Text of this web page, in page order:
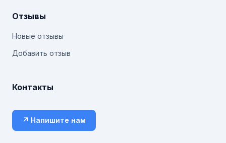
Отзывы
Новые отзывы
Добавить отзыв
Контакты
↗ Напишите нам